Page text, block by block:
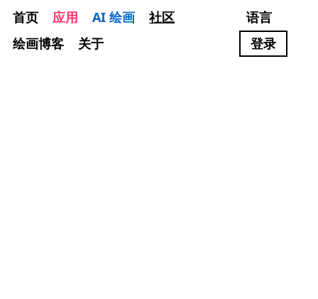
首页 应用 AI 绘画
社区
绘画博客
关于
语言
登录